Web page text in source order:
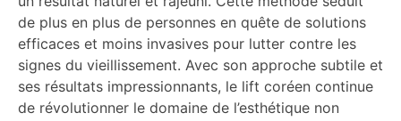
de plus en plus de personnes en quête de solutions
efficaces et moins invasives pour lutter contre les
signes du vieillissement. Avec son approche subtile et
ses résultats impressionnants, le lift coréen continue
de révolutionner le domaine de l’esthétique non